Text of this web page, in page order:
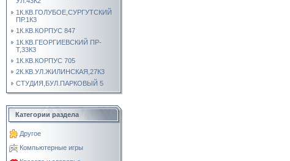
1К.КВ.ГОЛУБОЕ,СУРГУТСКИЙ
ПР.1К3
1К.КВ.КОРПУС 847
1К.КВ.ГЕОРГИЕВСКИЙ ПР-
Т,33К3
1К.КВ.КОРПУС 705
2К.КВ.УЛ.ЖИЛИНСКАЯ,27К3
СТУДИЯ,БУЛ.ПАРКОВЫЙ 5
Категории раздела
Другое
Компьютерные игры